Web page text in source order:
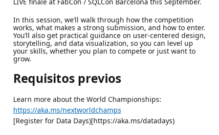
In this session, we’ll walk through how the competition
works, what makes a strong submission, and how to enter.
You’ll also get practical guidance on user-centered design,
storytelling, and data visualization, so you can level up
your skills, whether you plan to compete or just want to
grow.
Requisitos previos
Learn more about the World Championships:
https://aka.ms/nextworldchamps
[Register for Data Days)[https://aka.ms/datadays)